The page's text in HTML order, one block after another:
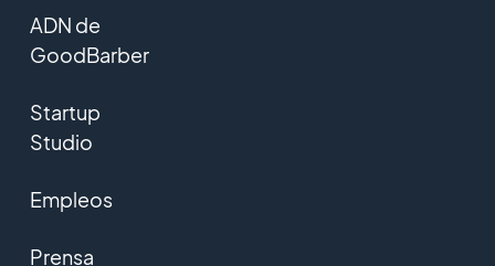
ADN de
GoodBarber
Startup
Studio
Empleos
Prensa